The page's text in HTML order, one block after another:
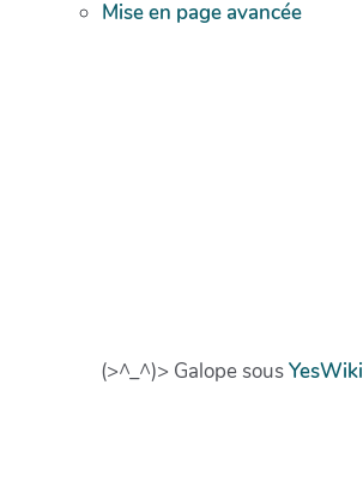
Mise en page avancée
(>^_^)> Galope sousYesWiki